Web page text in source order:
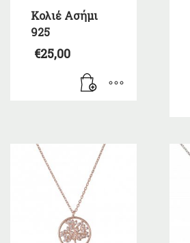
Κολιέ Ασήμι
925
€25,00